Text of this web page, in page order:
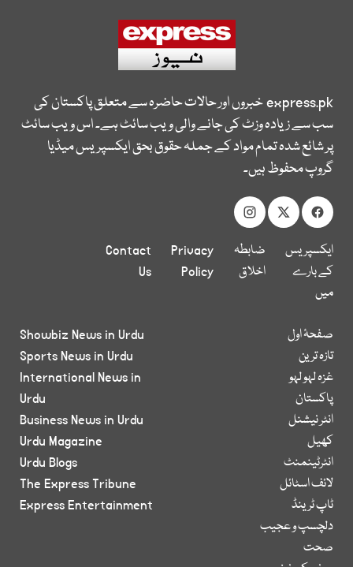
express.pkخبروں اور حالات حاضرہ سے متعلق پاکستان کی
سب سے زیادہ وزٹ کی جانے والی ویب سائٹ ہے۔ اس ویب سائٹ
پر شائع شدہ تمام مواد کے جملہ حقوق بحق ایکسپریس میڈیا
گروپ محفوظ ہیں۔
ایکسپریس
کے بارے
میں
ضابطہ
اخلاق
Privacy
Policy
Contact
Us
صفحۂ اول
تازہ ترین
غزہ لہو لہو
پاکستان
انٹر نیشنل
کھیل
انٹرٹینمنٹ
لائف اسٹائل
ٹاپ ٹرینڈ
دلچسپ و عجیب
صحت
Showbiz News in Urdu
Sports News in Urdu
International News in
Urdu
Business News in Urdu
Urdu Magazine
Urdu Blogs
The Express Tribune
Express Entertainment